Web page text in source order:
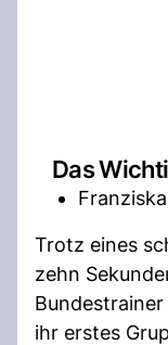
Das
Trotz eines
zehn
ihr erstes